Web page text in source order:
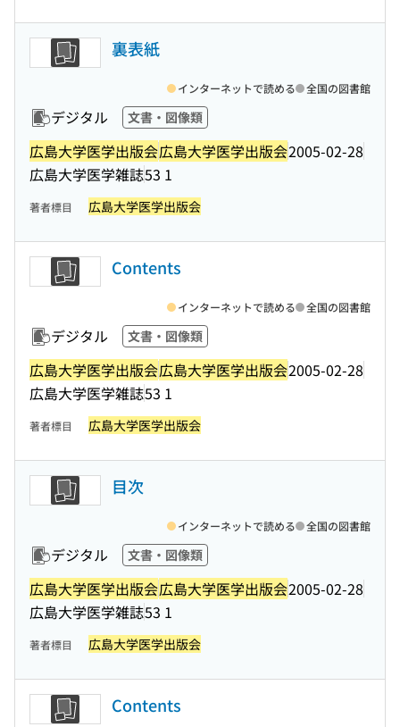
裏表紙
デジタル 文書・図像類
広島大学医学出版会広島大学医学出版会2005-02-28
広島大学医学雑誌53 1
インターネットで読める 全国の図書館
著者標目 広島大学医学出版会
Contents
デジタル 文書・図像類
広島大学医学出版会広島大学医学出版会2005-02-28
広島大学医学雑誌53 1
インターネットで読める 全国の図書館
著者標目 広島大学医学出版会
目次
デジタル 文書・図像類
広島大学医学出版会広島大学医学出版会2005-02-28
広島大学医学雑誌53 1
インターネットで読める 全国の図書館
著者標目 広島大学医学出版会
Contents